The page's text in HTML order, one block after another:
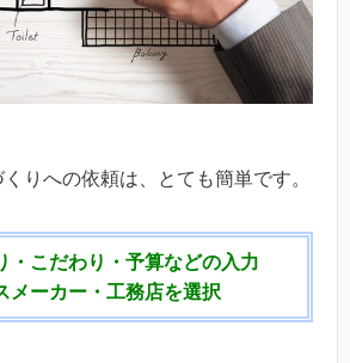
りへの依頼は、とても簡単です。
・こだわり・予算などの入力
メーカー・工務店を選択